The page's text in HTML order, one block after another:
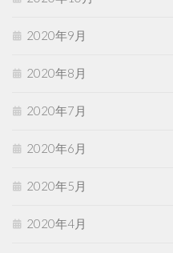
2020年9月
2020年8月
2020年7月
2020年6月
2020年5月
2020年4月